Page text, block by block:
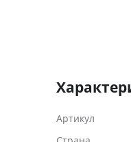
Артикул